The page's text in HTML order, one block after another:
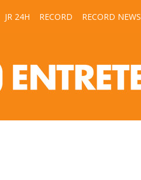
JR 24H RECORD RECORD NEWS